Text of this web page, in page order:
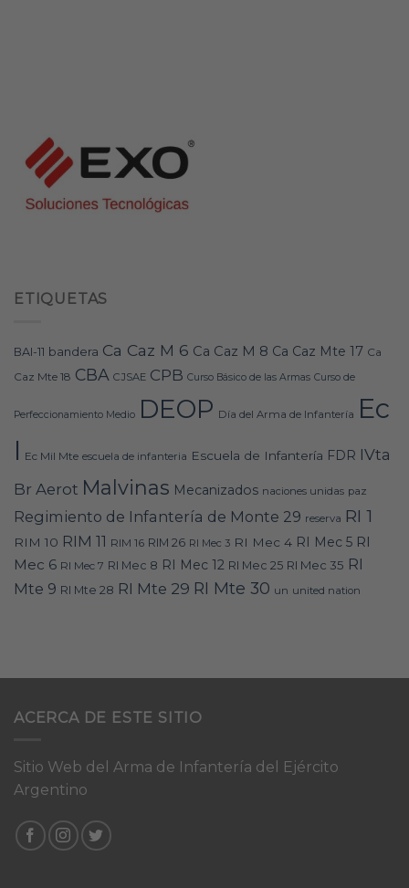
ETIQUETAS
BAI-11 bandera Ca Caz M 6 Ca Caz M 8 Ca Caz Mte 17 Ca
Caz Mte 18 CBA CJSAE CPB Curso Básico de las Armas Curso de
Perfeccionamiento Medio DEOP Día del Arma de Infantería Ec
I Ec Mil Mte escuela de infanteria Escuela de Infantería FDR IVta
Br Aerot Malvinas Mecanizados naciones unidas paz
Regimiento de Infantería de Monte 29 reserva RI 1
RIM 10 RIM 11 RIM 16 RIM 26 RI Mec 3 RI Mec 4 RI Mec 5 RI
Mec 6 RI Mec 7 RI Mec 8 RI Mec 12 RI Mec 25 RI Mec 35 RI
Mte 9 RI Mte 28 RI Mte 29 RI Mte 30 un united nation
ACERCA DE ESTE SITIO
Sitio Web del Arma de Infantería del Ejército
Argentino